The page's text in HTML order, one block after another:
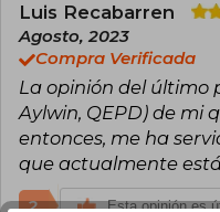
Luis Recabarren
Agosto, 2023
Compra Verificada
La opinión del último
Aylwin, QEPD) de mi
entonces, me ha
que actualmente
2 Esta opinión es